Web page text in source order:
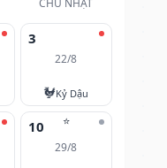
3
22/8
🐓Kỷ Dậu
⭐
10
29/8